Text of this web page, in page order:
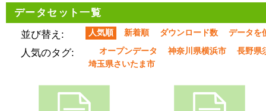
データセット一覧
並び替え:
人気順 新着順 ダウンロード数 データを
人気のタグ: オープンデータ 神奈川県横浜市
長野県
埼玉県さいたま市